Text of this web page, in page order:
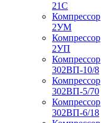
21С
Компрессор
2УМ
Компрессор
2УП
Компрессор
302ВП-10/8
Компрессор
302ВП-5/70
Компрессор
302ВП-6/18